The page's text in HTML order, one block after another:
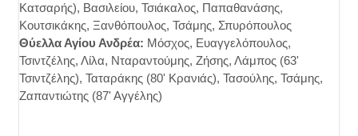
Κατσαρής), Βασιλείου, Τσιάκαλος, Παπαθανάσης,
Κουτσικάκης, Ξανθόπουλος, Τσάμης, Σπυρόπουλος
Θύελλα Αγίου Ανδρέα: Μόσχος, Ευαγγελόπουλος,
Τσιντζέλης, Λίλα, Νταραντούμης, Ζήσης, Λάμπος (63'
Τσιντζέλης), Ταταράκης (80' Κρανιάς), Τασούλης, Τσάμης,
Ζαπαντιώτης (87' Αγγέλης)